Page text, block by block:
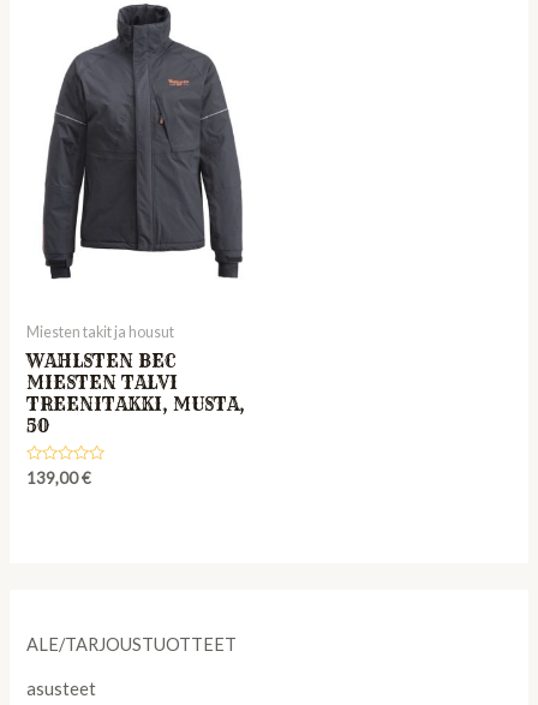
ALE/TARJOUSTUOTTEET
asusteet
Miesten takit ja housut
WAHLSTEN BEC
MIESTEN TALVI
TREENITAKKI, MUSTA,
50
Rated
0
139,00€